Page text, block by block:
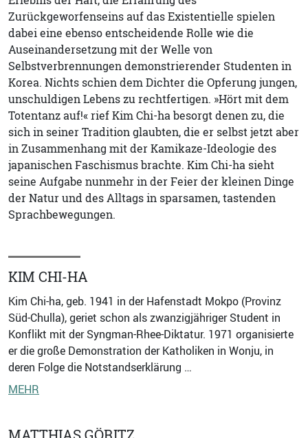
Zurückgeworfenseins auf das Existentielle spielen
dabei eine ebenso entscheidende Rolle wie die
Auseinandersetzung mit der Welle von
Selbstverbrennungen demonstrierender Studenten in
Korea. Nichts schien dem Dichter die Opferung jungen,
unschuldigen Lebens zu rechtfertigen. »Hört mit dem
Totentanz auf!« rief Kim Chi-ha besorgt denen zu, die
sich in seiner Tradition glaubten, die er selbst jetzt aber
in Zusammenhang mit der Kamikaze-Ideologie des
japanischen Faschismus brachte. Kim Chi-ha sieht
seine Aufgabe nunmehr in der Feier der kleinen Dinge
der Natur und des Alltags in sparsamen, tastenden
Sprachbewegungen.
KIM CHI-HA
Kim Chi-ha, geb. 1941 in der Hafenstadt Mokpo (Provinz
Süd-Chulla), geriet schon als zwanzigjähriger Student in
Konflikt mit der Syngman-Rhee-Diktatur. 1971 organisierte
er die große Demonstration der Katholiken in Wonju, in
deren Folge die Notstandserklärung …
MEHR